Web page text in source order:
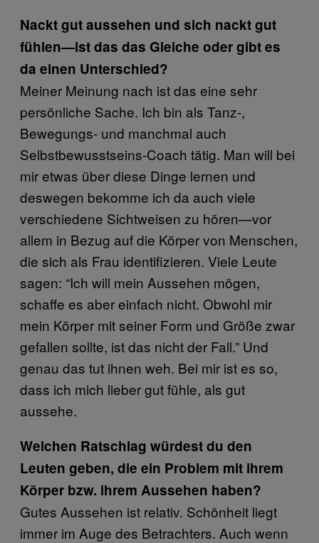
Nackt gut aussehen und sich nackt gut
fühlen—ist das das Gleiche oder gibt es
da einen Unterschied?
Meiner Meinung nach ist das eine sehr
persönliche Sache. Ich bin als Tanz-,
Bewegungs- und manchmal auch
Selbstbewusstseins-Coach tätig. Man will bei
mir etwas über diese Dinge lernen und
deswegen bekomme ich da auch viele
verschiedene Sichtweisen zu hören—vor
allem in Bezug auf die Körper von Menschen,
die sich als Frau identifizieren. Viele Leute
sagen: “Ich will mein Aussehen mögen,
schaffe es aber einfach nicht. Obwohl mir
mein Körper mit seiner Form und Größe zwar
gefallen sollte, ist das nicht der Fall.” Und
genau das tut ihnen weh. Bei mir ist es so,
dass ich mich lieber gut fühle, als gut
aussehe.
Welchen Ratschlag würdest du den
Leuten geben, die ein Problem mit ihrem
Körper bzw. ihrem Aussehen haben?
Gutes Aussehen ist relativ. Schönheit liegt
immer im Auge des Betrachters. Auch wenn